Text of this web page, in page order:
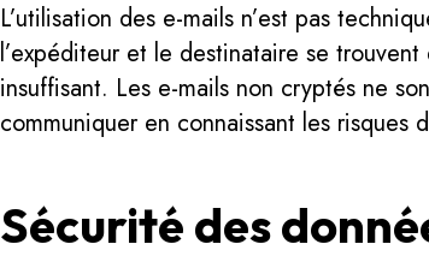
L’utilisation des e-mails n’est pas
l’expéditeur et le destinataire se
insuffisant. Les e-mails non cryptés ne
communiquer en connaissant les risques
Sécurité des